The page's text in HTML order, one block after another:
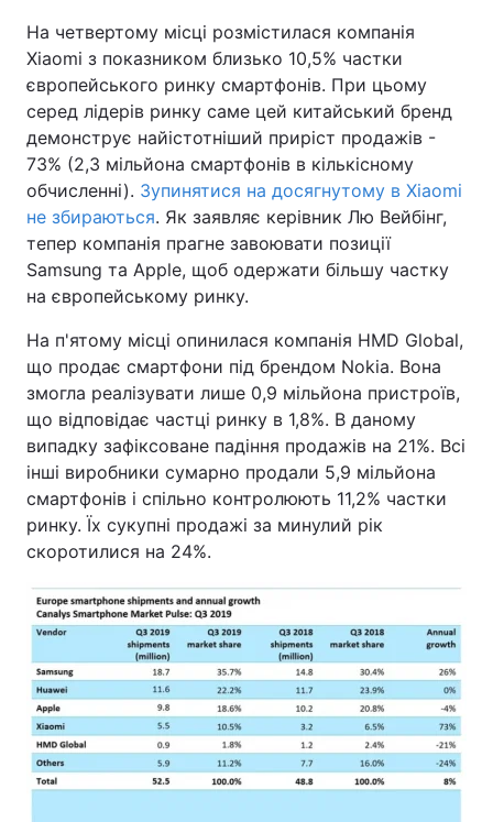
На четвертому місці розмістилася компанія
Xiaomi з показником близько 10,5% частки
європейського ринку смартфонів. При цьому
серед лідерів ринку саме цей китайський бренд
демонструє найістотніший приріст продажів -
73% (2,3 мільйона смартфонів в кількісному
обчисленні). Зупинятися на досягнутому в Xiaomi
не збираються. Як заявляє керівник Лю Вейбінг,
тепер компанія прагне завоювати позиції
Samsung та Apple, щоб одержати більшу частку
на європейському ринку.
На п'ятому місці опинилася компанія HMD Global,
що продає смартфони під брендом Nokia. Вона
змогла реалізувати лише 0,9 мільйона пристроїв,
що відповідає частці ринку в 1,8%. В даному
випадку зафіксоване падіння продажів на 21%. Всі
інші виробники сумарно продали 5,9 мільйона
смартфонів і спільно контролюють 11,2% частки
ринку. Їх сукупні продажі за минулий рік
скоротилися на 24%.